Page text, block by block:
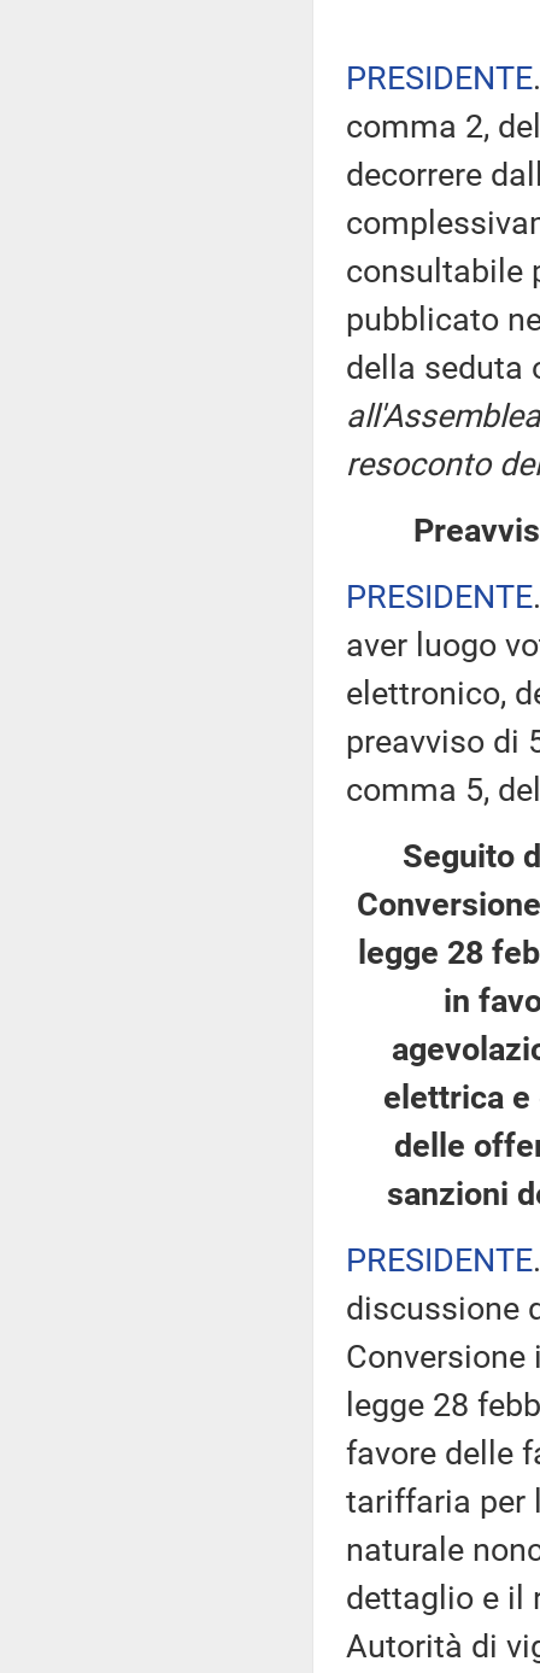
PRESIDENTE
comma 2,
decorrere
consultabile
pubblicato
della seduta
resoconto
PRESIDENTE
aver luogo
elettronico,
preavviso di
comma 5,
Seguito
legge 28
in
elettrica e
delle
sanzioni
PRESIDENTE
discussione
Conversione
legge 28
favore delle
tariffaria per
naturale
dettaglio e il
Autorità di